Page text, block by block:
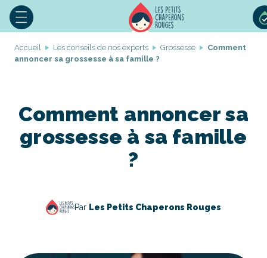
Accueil Les conseils de nos experts Grossesse
Comment
annoncer sa grossesse à sa famille ?
Comment annoncer sa
grossesse à sa famille
?
Par Les Petits Chaperons Rouges